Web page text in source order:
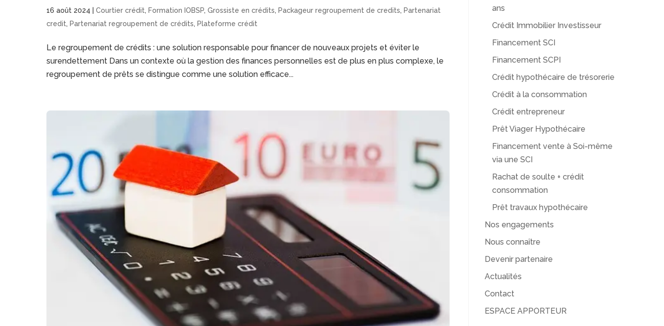
16 août 2024 |Courtier crédit, Formation IOBSP,Grossiste en crédits, Packageur regroupement de credits, Partenariat
credit, Partenariat regroupement de crédits, Plateforme crédit
Le regroupement de crédits : une solution responsable pour financer de nouveaux projets et éviter le
surendettement Dans un contexte où la gestion des finances personnelles est de plus en plus complexe, le
regroupement de prêts se distingue comme une solution efficace...
ans
Crédit Immobilier Investisseur
Financement SCI
Financement SCPI
Crédit hypothécaire de trésorerie
Crédit à la consommation
Crédit entrepreneur
Prêt Viager Hypothécaire
Financement vente à Soi-même
via une SCI
Rachat de soulte + crédit
consommation
Prêt travaux hypothécaire
Nos engagements
Nous connaître
Devenir partenaire
Actualités
Contact
ESPACE APPORTEUR